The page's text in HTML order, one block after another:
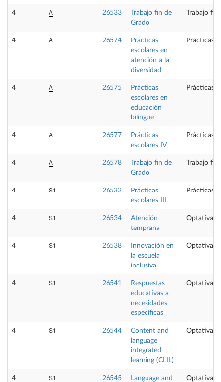
4 A 26533
Trabajo fin de
Grado
Trabajo fin
4 A 26574
Prácticas
escolares en
atención a la
diversidad
Prácticas
4 A 26575
Prácticas
escolares en
educación
bilingüe
Prácticas
4 A 26577
Prácticas
escolares IV
Prácticas
4 A 26578
Trabajo fin de
Grado
Trabajo fin
4 S1 26532
Prácticas
escolares III
Prácticas
4 S1 26534
Atención
temprana
Optativa
4 S1 26538
Innovación en
la escuela
inclusiva
Optativa
4 S1 26541
Respuestas
educativas a
necesidades
específicas
Optativa
4 S1 26544
Content and
language
integrated
learning (CLIL)
Optativa
4 S1 26545
Language and
Optativa